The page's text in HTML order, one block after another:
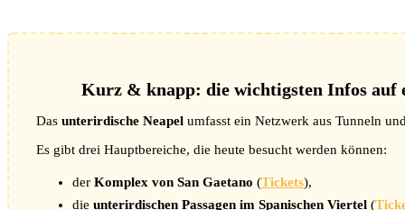
Kurz & knapp: die wichtigsten Infos auf
Das unterirdische Neapel umfasst ein Netzwerk aus Tunneln
Es gibt drei Hauptbereiche, die heute besucht werden können:
der Komplex von San Gaetano (Tickets),
die unterirdischen Passagen im Spanischen Viertel (